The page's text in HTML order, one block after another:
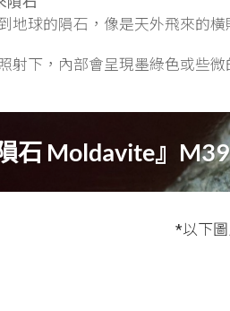
地球的隕石，像是天外飛來的
射下，內部會呈現墨綠色或些微
石 Moldavite』M39
*以下